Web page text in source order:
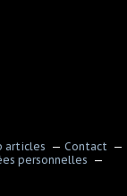
articles
Contact
personnelles